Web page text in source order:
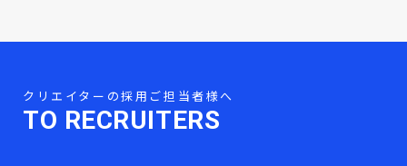
クリエイターの採用ご担当者様へ
TO RECRUITERS